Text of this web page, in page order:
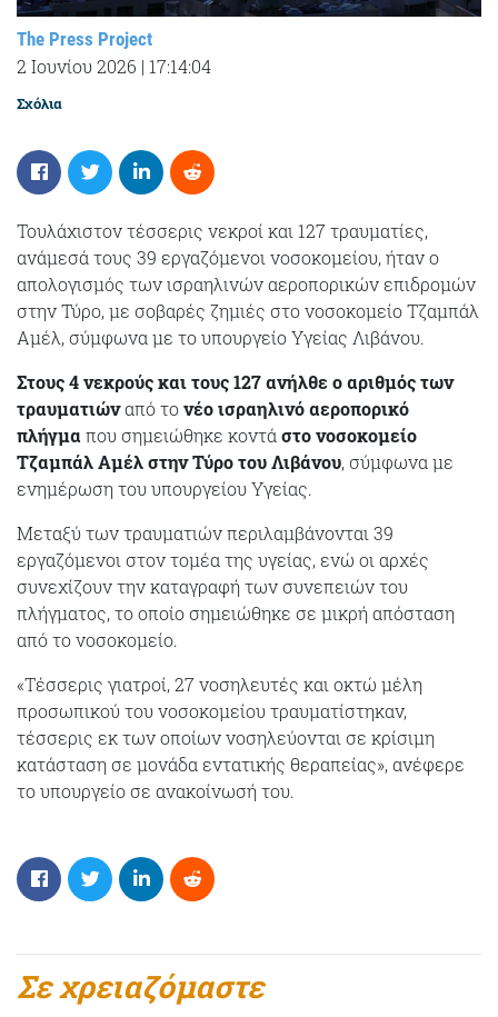
The Press Project
2 Ιουνίου 2026 | 17:14:04
Σχόλια
Τουλάχιστον τέσσερις νεκροί και 127 τραυματίες,
ανάμεσά τους 39 εργαζόμενοι νοσοκομείου, ήταν ο
απολογισμός των ισραηλινών αεροπορικών επιδρομών
στην Τύρο, με σοβαρές ζημιές στο νοσοκομείο Τζαμπάλ
Αμέλ, σύμφωνα με το υπουργείο Υγείας Λιβάνου.
Στους 4 νεκρούς και τους 127 ανήλθε ο αριθμός των
τραυματιώναπό τονέο ισραηλινό αεροπορικό
πλήγμα που σημειώθηκε κοντά στο νοσοκομείο
Τζαμπάλ Αμέλ στην Τύρο του Λιβάνου, σύμφωνα με
ενημέρωση του υπουργείου Υγείας.
Μεταξύ των τραυματιών περιλαμβάνονται 39
εργαζόμενοι στον τομέα της υγείας, ενώ οι αρχές
συνεχίζουν την καταγραφή των συνεπειών του
πλήγματος, το οποίο σημειώθηκε σε μικρή απόσταση
από το νοσοκομείο.
«Τέσσερις γιατροί, 27 νοσηλευτές και οκτώ μέλη
προσωπικού του νοσοκομείου τραυματίστηκαν,
τέσσερις εκ των οποίων νοσηλεύονται σε κρίσιμη
κατάσταση σε μονάδα εντατικής θεραπείας», ανέφερε
το υπουργείο σε ανακοίνωσή του.
Σε χρειαζόμαστε